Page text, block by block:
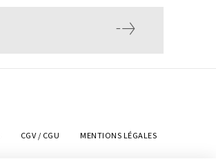
CGV / CGU MENTIONS LÉGALES